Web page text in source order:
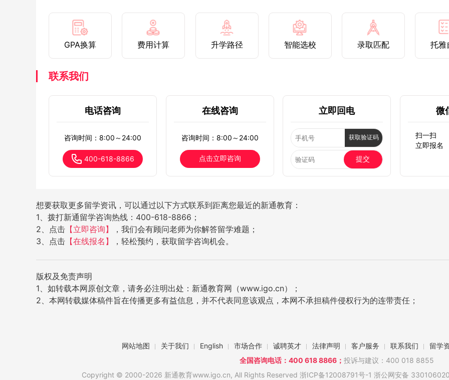
GPA换算 费用计算 升学路径 智能选校 录取匹配 托雅
联系我们
电话咨询
咨询时间：8:00～24:00
400-618-8866
在线咨询
咨询时间：8:00～24:00
点击立即咨询
立即回电
获取验证码
提交
微
扫一扫
立即报名
想要获取更多留学资讯，可以通过以下方式联系到距离您最近的新通教育：
1、拨打新通留学咨询热线：400-618-8866；
2、点击 【立即咨询】
，我们会有顾问老师为你解答留学难题；
3、点击 【在线报名】 ，轻松预约，获取留学咨询机会。
版权及免责声明
1、如转载本网原创文章，请务必注明出处：新通教育网（www.igo.cn）；
2、本网转载媒体稿件旨在传播更多有益信息，并不代表同意该观点，本网不承担稿件侵权行为的连带责任；
网站地图 关于我们 English 市场合作 诚聘英才 法律声明 客户服务 联系我们
留学
全国咨询电话：400 618 8866； 投诉与建议：400 018 8855
Copyright © 2000-2026 新通教育www.igo.cn, All Rights Reserved 浙ICP备12008791号-1 浙公网安备